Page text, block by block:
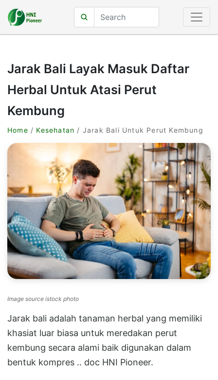
Jarak Bali Layak Masuk Daftar
Herbal Untuk Atasi Perut
Kembung
Home / Kesehatan / Jarak Bali Untuk Perut Kembung
Image source istock photo
Jarak bali adalah tanaman herbal yang memiliki
khasiat luar biasa untuk meredakan perut
kembung secara alami baik digunakan dalam
bentuk kompres .. doc HNI Pioneer.